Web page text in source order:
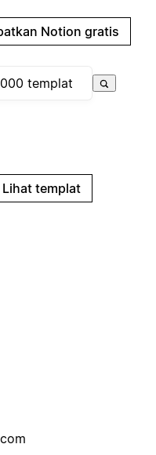
Notion gratis
Lihat templat